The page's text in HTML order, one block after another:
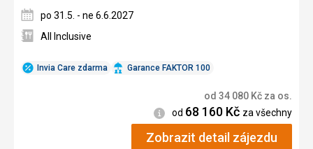
Invia Care zdarma Garance FAKTOR 100
po 31.5. - ne 6.6.2027
All Inclusive
od 34 080 Kč za os.
Informace
od 68 160 Kč za všechny
Zobrazit detail zájezdu